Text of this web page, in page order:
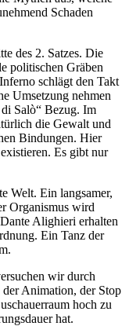
Schaden
des 2. Satzes. Die
politischen Gräben
schlägt den Takt
Umsetzung nehmen
Salò“ Bezug. Im
die Gewalt und
Bindungen. Hier
Es gibt nur
Welt. Ein langsamer,
Organismus wird
Alighieri erhalten
Ein Tanz der
wir durch
Animation, der Stop
hoch zu
hat.